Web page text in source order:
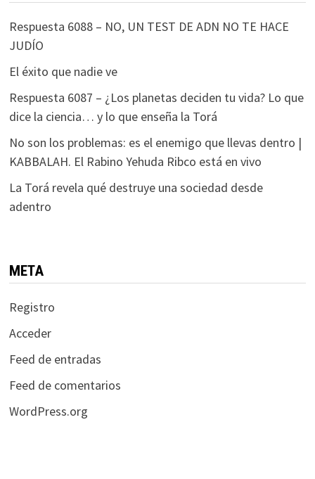
Respuesta 6088 – NO, UN TEST DE ADN NO TE HACE
JUDÍO
El éxito que nadie ve
Respuesta 6087 – ¿Los planetas deciden tu vida? Lo que
dice la ciencia… y lo que enseña la Torá
No son los problemas: es el enemigo que llevas dentro |
KABBALAH. El Rabino Yehuda Ribco está en vivo
La Torá revela qué destruye una sociedad desde
adentro
META
Registro
Acceder
Feed de entradas
Feed de comentarios
WordPress.org